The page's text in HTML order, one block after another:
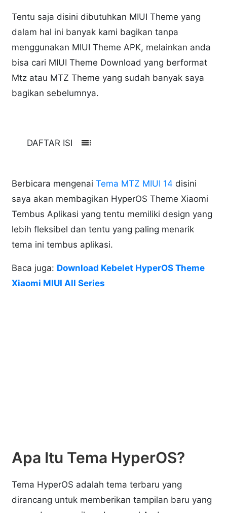
Tentu saja disini dibutuhkan MIUI Theme yang
dalam hal ini banyak kami bagikan tanpa
menggunakan MIUI Theme APK, melainkan anda
bisa cari MIUI Theme Download yang berformat
Mtz atau MTZ Theme yang sudah banyak saya
bagikan sebelumnya.
DAFTAR ISI toc
Berbicara mengenaiTema MTZ MIUI 14 disini
saya akan membagikan HyperOS Theme Xiaomi
Tembus Aplikasi yang tentu memiliki design yang
lebih fleksibel dan tentu yang paling menarik
tema ini tembus aplikasi.
Baca juga: Download Kebelet HyperOS Theme
Xiaomi MIUI All Series
Apa Itu Tema HyperOS?
Tema HyperOS adalah tema terbaru yang
dirancang untuk memberikan tampilan baru yang